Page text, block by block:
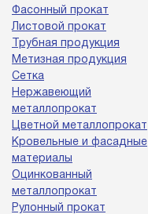
Фасонный прокат
Листовой прокат
Трубная продукция
Метизная продукция
Сетка
Нержавеющий
металлопрокат
Цветной металлопрокат
Кровельные и фасадные
материалы
Оцинкованный
металлопрокат
Рулонный прокат